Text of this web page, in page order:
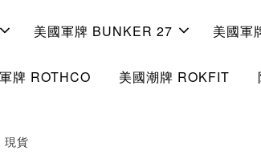
美國軍牌 BUNKER 27 美國軍
牌 ROTHCO 美國潮牌 ROKFIT
現貨